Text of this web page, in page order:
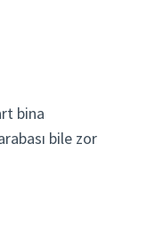
bina
bile zor